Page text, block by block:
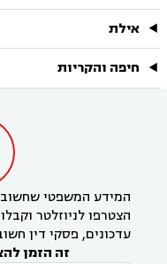
אילת
חיפה והקריות
המידע המשפטי
הצטרפו לניוזלטר
עדכונים, פסקי דין
זה הזמן